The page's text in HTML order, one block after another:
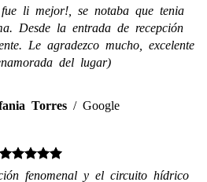
li mejor!, se notaba que tenia
Desde la entrada de recepción
Le agradezco mucho, excelente
del lugar)
Torres / Google
fenomenal y el circuito hídrico